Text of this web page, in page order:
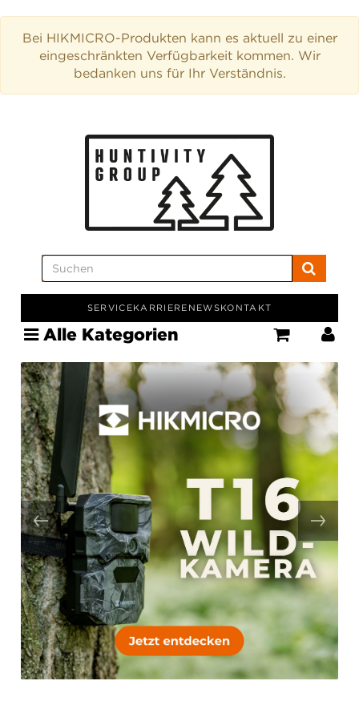
Bei HIKMICRO-Produkten kann es aktuell zu einer
eingeschränkten Verfügbarkeit kommen. Wir
bedanken uns für Ihr Verständnis.
SERVICEKARRIERE NEWSKONTAKT
Alle Kategorien